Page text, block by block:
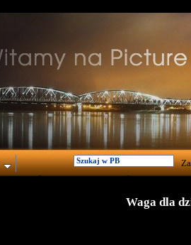
Waga dla